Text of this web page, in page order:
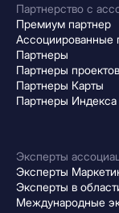
Партнерство с
Премиум партнер
Ассоциированные
Партнеры
Партнеры проектов
Партнеры Карты
Партнеры Индекса
Эксперты
Эксперты
Эксперты в
Международные